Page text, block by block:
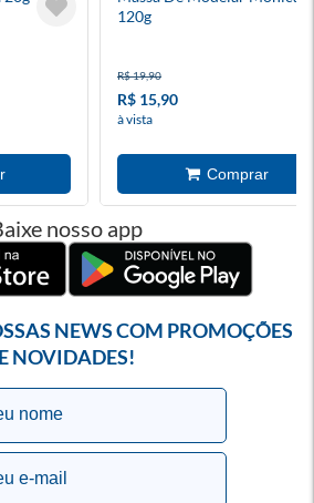
120g
R$ 19,90
R$ 15,90
à vista
nosso app
NEWS COM PROMOÇÕES
E NOVIDADES!